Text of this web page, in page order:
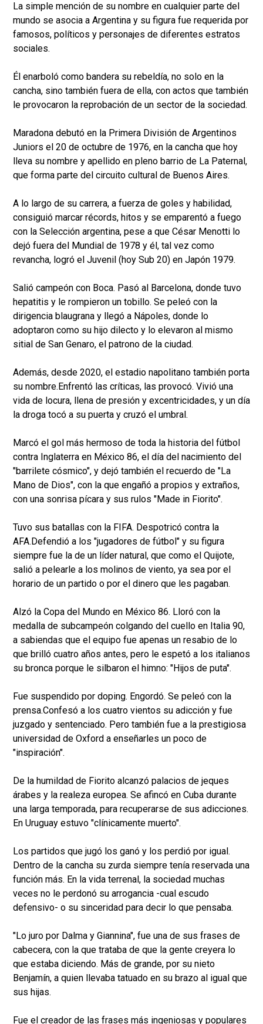
La simple mención de su nombre en cualquier parte del
mundo se asocia a Argentina y su figura fue requerida por
famosos, políticos y personajes de diferentes estratos
sociales.
Él enarboló como bandera su rebeldía, no solo en la
cancha, sino también fuera de ella, con actos que también
le provocaron la reprobación de un sector de la sociedad.
Maradona debutó en la Primera División de Argentinos
Juniors el 20 de octubre de 1976, en la cancha que hoy
lleva su nombre y apellido en pleno barrio de La Paternal,
que forma parte del circuito cultural de Buenos Aires.
A lo largo de su carrera, a fuerza de goles y habilidad,
consiguió marcar récords, hitos y se emparentó a fuego
con la Selección argentina, pese a que César Menotti lo
dejó fuera del Mundial de 1978 y él, tal vez como
revancha, logró el Juvenil (hoy Sub 20) en Japón 1979.
Salió campeón con Boca. Pasó al Barcelona, donde tuvo
hepatitis y le rompieron un tobillo. Se peleó con la
dirigencia blaugrana y llegó a Nápoles, donde lo
adoptaron como su hijo dilecto y lo elevaron al mismo
sitial de San Genaro, el patrono de la ciudad.
Además, desde 2020, el estadio napolitano también porta
su nombre.Enfrentó las críticas, las provocó. Vivió una
vida de locura, llena de presión y excentricidades, y un día
la droga tocó a su puerta y cruzó el umbral.
Marcó el gol más hermoso de toda la historia del fútbol
contra Inglaterra en México 86, el día del nacimiento del
"barrilete cósmico", y dejó también el recuerdo de "La
Mano de Dios", con la que engañó a propios y extraños,
con una sonrisa pícara y sus rulos "Made in Fiorito".
Tuvo sus batallas con la FIFA. Despotricó contra la
AFA.Defendió a los "jugadores de fútbol" y su figura
siempre fue la de un líder natural, que como el Quijote,
salió a pelearle a los molinos de viento, ya sea por el
horario de un partido o por el dinero que les pagaban.
Alzó la Copa del Mundo en México 86. Lloró con la
medalla de subcampeón colgando del cuello en Italia 90,
a sabiendas que el equipo fue apenas un resabio de lo
que brilló cuatro años antes, pero le espetó a los italianos
su bronca porque le silbaron el himno: "Hijos de puta".
Fue suspendido por doping. Engordó. Se peleó con la
prensa.Confesó a los cuatro vientos su adicción y fue
juzgado y sentenciado. Pero también fue a la prestigiosa
universidad de Oxford a enseñarles un poco de
"inspiración".
De la humildad de Fiorito alcanzó palacios de jeques
árabes y la realeza europea. Se afincó en Cuba durante
una larga temporada, para recuperarse de sus adicciones.
En Uruguay estuvo "clínicamente muerto".
Los partidos que jugó los ganó y los perdió por igual.
Dentro de la cancha su zurda siempre tenía reservada una
función más. En la vida terrenal, la sociedad muchas
veces no le perdonó su arrogancia -cual escudo
defensivo- o su sinceridad para decir lo que pensaba.
"Lo juro por Dalma y Giannina", fue una de sus frases de
cabecera, con la que trataba de que la gente creyera lo
que estaba diciendo. Más de grande, por su nieto
Benjamín, a quien llevaba tatuado en su brazo al igual que
sus hijas.
Fue el creador de las frases más ingeniosas y populares